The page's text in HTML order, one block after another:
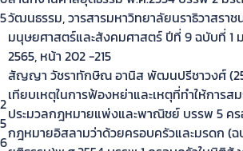
5วัฒนธรรม, วารสารมหาวิทยาลัยนราธิวาสราช
มนุษยศาสตร์และสังคมศาสตร์ ปีที่ 9 ฉบับที่ 1
2565, หน้า 202 -215
2
5
6
สัญญา วัชราทักษิณ อานิส พัฒนปรีชาวงศ์
เทียบเหตุในการฟ้องหย่าและเหตุที่ทำให้การ
ประมวลกฎหมายแพ่งและพาณิชย์ บรรพ 5 ค
กฎหมายอิสลามว่าด้วยครอบครัวและมรดก (